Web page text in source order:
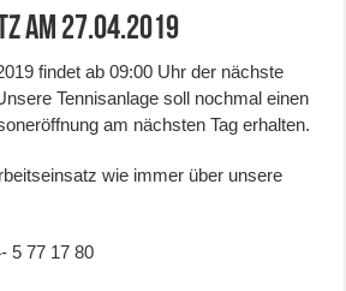
am 27.04.2019
findet ab 09:00 Uhr der nächste
Tennisanlage soll nochmal einen
am nächsten Tag erhalten.
wie immer über unsere
5 77 17 80